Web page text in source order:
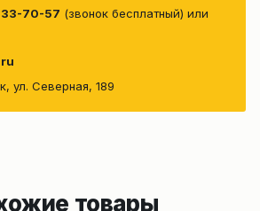
70-57 (звонок бесплатный) или
ул. Северная, 189
товары